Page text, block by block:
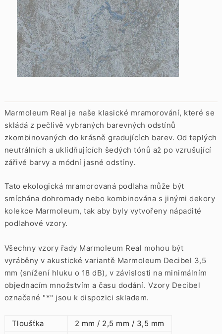
Marmoleum Real je naše klasické mramorování, které se
skládá z pečlivě vybraných barevných odstínů
zkombinovaných do krásně gradujících barev. Od teplých
neutrálních a uklidňujících šedých tónů až po vzrušující
zářivé barvy a módní jasné odstíny.
Tato ekologická mramorovaná podlaha může být
smíchána dohromady nebo kombinována s jinými dekory
kolekce Marmoleum, tak aby byly vytvořeny nápadité
podlahové vzory.
Všechny vzory řady Marmoleum Real mohou být
vyráběny v akustické variantě Marmoleum Decibel 3,5
mm (snížení hluku o 18 dB), v závislosti na minimálním
objednacím množstvím a času dodání. Vzory Decibel
označené "*" jsou k dispozici skladem.
Tloušťka
2 mm / 2,5 mm / 3,5 mm